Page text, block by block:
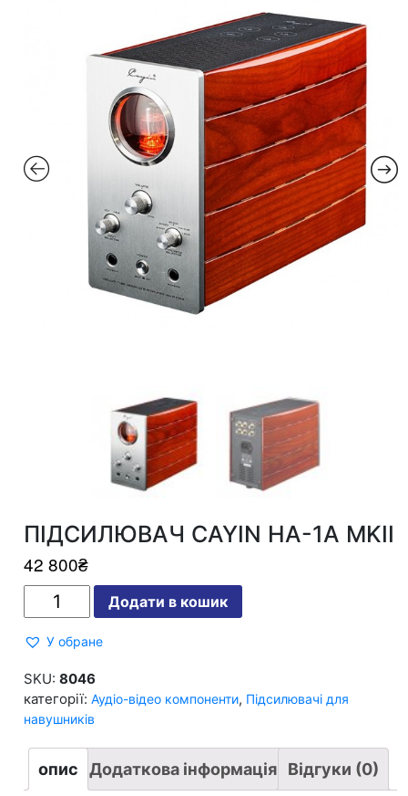
ПІДСИЛЮВАЧ CAYIN HA-1A MKII
42 800₴
HA-
MKII
Додати в кошик
У обране
SKU:8046
категорії:Аудіо-відео компоненти, Підсилювачі для
навушників
опис Додаткова інформація Відгуки (0)